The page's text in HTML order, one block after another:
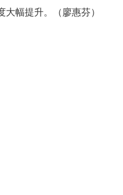
幅提升。（廖惠芬）